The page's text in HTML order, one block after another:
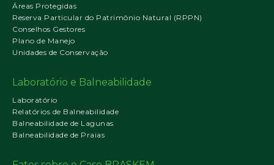
Áreas Protegidas
Reserva Particular do Patrimônio Natural (RPPN)
Conselhos Gestores
Plano de Manejo
Unidades de Conservação
Laboratório e Balneabilidade
Laboratório
Relatórios de Balneabilidade
Balneabilidade de Lagunas
Balneabilidade de Praias